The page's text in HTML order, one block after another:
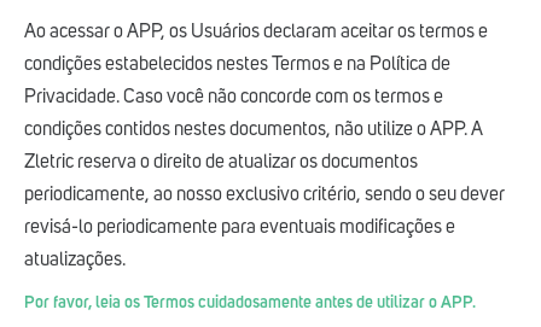
Ao acessar o APP, os Usuários declaram aceitar os termos e
condições estabelecidos nestes Termos e na Política de
Privacidade. Caso você não concorde com os termos e
condições contidos nestes documentos, não utilize o APP. A
Zletric reserva o direito de atualizar os documentos
periodicamente, ao nosso exclusivo critério, sendo o seu dever
revisá-lo periodicamente para eventuais modificações e
atualizações.
Por favor, leia os Termos cuidadosamente antes de utilizar o APP.